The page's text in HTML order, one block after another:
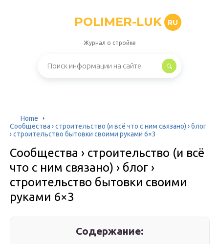
POLIMER-LUK RU
Журнал о стройке
Home
Сообщества › строительство (и всё что с ним связано) › блог
› строительство бытовки своими руками 6×3
Сообщества › строительство (и всё
что с ним связано) › блог ›
строительство бытовки своими
руками 6×3
Содержание: